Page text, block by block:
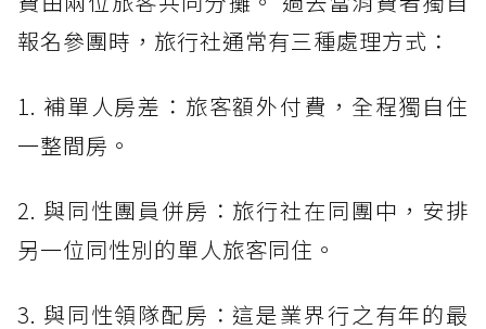
報名參團時，旅行社通常有三種處理方式：
1. 補單人房差：旅客額外付費，全程獨自住
一整間房。
2. 與同性團員併房：旅行社在同團中，安排
另一位同性別的單人旅客同住。
3. 與同性領隊配房：這是業界行之有年的最